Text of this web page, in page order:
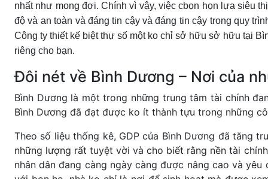
nhất như mong đợi. Chính vì vậy, việc cbọn họn lựa siêu
độ và an toàn và đáng tin cậy và đáng tin cậy trong quy
Công ty thiết kế biệt thự số một ko chỉ sở hữu sở hữu tại
riêng cho bạn.
Đôi nét về Bình Dương – Nơi của
Bình Dương là một trong những trung tâm tài chính
Bình Dương đã đạt được ko ít thành tựu trong những
Theo số liệu thống kê, GDP của Bình Dương đã tăng
những lượng rất tuyệt vời và cho biết rằng nền tài
nhân dân đang càng ngày càng được nâng cao và